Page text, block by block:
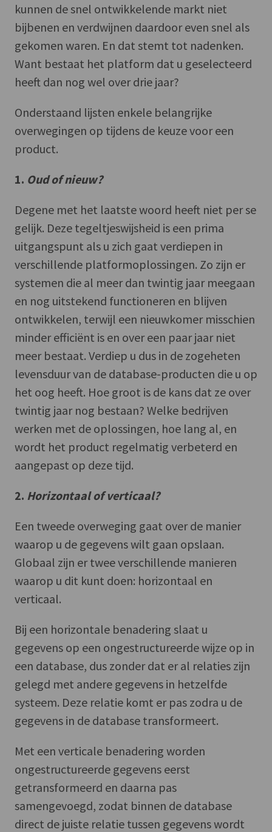
kunnen de snel ontwikkelende markt niet
bijbenen en verdwijnen daardoor even snel als
gekomen waren. En dat stemt tot nadenken.
Want bestaat het platform dat u geselecteerd
heeft dan nog wel over drie jaar?
Onderstaand lijsten enkele belangrijke
overwegingen op tijdens de keuze voor een
product.
1. Oud of nieuw?
Degene met het laatste woord heeft niet per se
gelijk. Deze tegeltjeswijsheid is een prima
uitgangspunt als u zich gaat verdiepen in
verschillende platformoplossingen. Zo zijn er
systemen die al meer dan twintig jaar meegaan
en nog uitstekend functioneren en blijven
ontwikkelen, terwijl een nieuwkomer misschien
minder efficiënt is en over een paar jaar niet
meer bestaat. Verdiep u dus in de zogeheten
levensduur van de database-producten die u op
het oog heeft. Hoe groot is de kans dat ze over
twintig jaar nog bestaan? Welke bedrijven
werken met de oplossingen, hoe lang al, en
wordt het product regelmatig verbeterd en
aangepast op deze tijd.
2. Horizontaal of verticaal?
Een tweede overweging gaat over de manier
waarop u de gegevens wilt gaan opslaan.
Globaal zijn er twee verschillende manieren
waarop u dit kunt doen: horizontaal en
verticaal.
Bij een horizontale benadering slaat u
gegevens op een ongestructureerde wijze op in
een database, dus zonder dat er al relaties zijn
gelegd met andere gegevens in hetzelfde
systeem. Deze relatie komt er pas zodra u de
gegevens in de database transformeert.
Met een verticale benadering worden
ongestructureerde gegevens eerst
getransformeerd en daarna pas
samengevoegd, zodat binnen de database
direct de juiste relatie tussen gegevens wordt